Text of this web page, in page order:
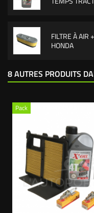
FILTRE À AIR
HONDA
8 AUTRES PRODUITS
Pack